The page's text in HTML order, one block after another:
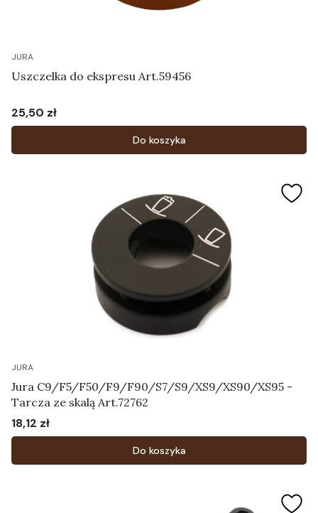
JURA
Uszczelka do ekspresu Art.59456
Cena
25,50 zł
Do koszyka
JURA
Jura C9/F5/F50/F9/F90/S7/S9/XS9/XS90/XS95 -
Tarcza ze skalą Art.72762
Cena
18,12 zł
Do koszyka